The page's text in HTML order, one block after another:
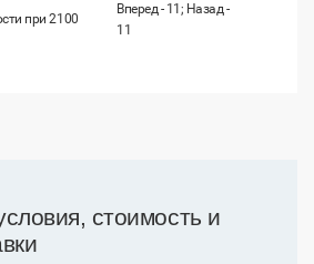
при 2100
Вперед - 11; Назад -
11
стоимость и